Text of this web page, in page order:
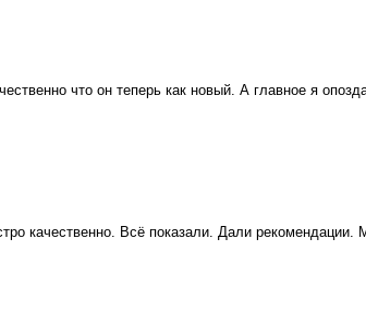
что он теперь как новый. А главное я
качественно. Всё показали. Дали рекомендации.